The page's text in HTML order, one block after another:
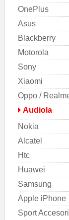
OnePlus
Asus
Blackberry
Motorola
Sony
Xiaomi
Oppo /
Audiola
Nokia
Alcatel
Htc
Huawei
Samsung
Apple iPhone
Sport